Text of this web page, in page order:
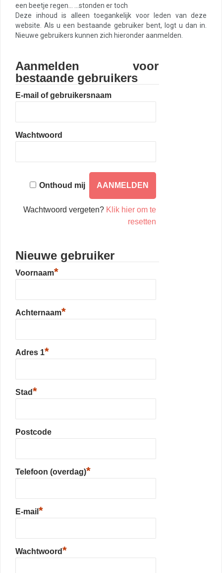
een beetje regen… …stonden er toch
Deze inhoud is alleen toegankelijk voor leden van deze
website. Als u een bestaande gebruiker bent, logt u dan in.
Nieuwe gebruikers kunnen zich hieronder aanmelden.
Aanmelden voor
bestaande gebruikers
E-mail of gebruikersnaam
Wachtwoord
Onthoud mij
Wachtwoord vergeten? Klik hier om te
resetten
Nieuwe gebruiker
Voornaam*
Achternaam*
Adres 1*
Stad*
Postcode
Telefoon (overdag)*
E-mail *
Wachtwoord*